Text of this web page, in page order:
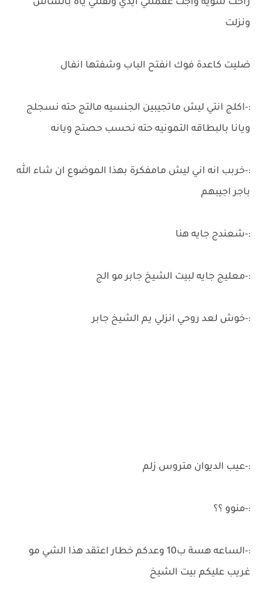
راحت شويه واجت عقمتلي ايدي ولفتلي ياه بالشاش
ونزلت
ضليت كاعدة فوك انفتح الباب وشفتها انفال
:-اكلج انتي ليش ماتجيبين الجنسيه مالتج حته نسجلج
ويانا بالبطاقه التمونيه حته نحسب حصتج ويانه
:-خربب انه اني ليش مامفكرة بهذا الموضوع ان شاء الله
باجر اجيبهم
:-شعندج جايه هنا
:-معليج جايه لبيت الشيخ جابر مو الج
:-خوش لعد روحي انزلي يم الشيخ جابر
:-عيب الديوان متروس زلم
:-منوو ؟؟
:-الساعه هسة ب10 وعدكم خطار اعتقد هذا الشي مو
غريب عليكم بيت الشيخ